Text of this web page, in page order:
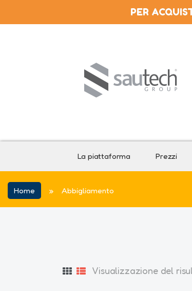
PER
La piattaforma Prezzi
Home » Abbigliamento
Visualizzazione del